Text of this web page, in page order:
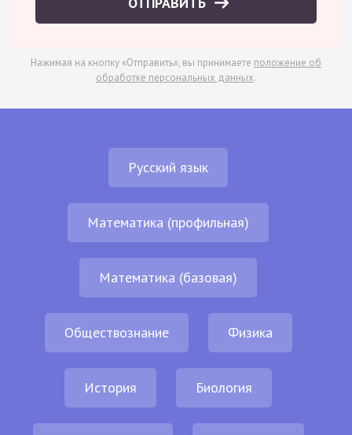
Нажимая на кнопку «Отправить», вы принимаете положение об
обработке персональных данных.
Русский язык
Математика (профильная)
Математика (базовая)
Обществознание Физика
История Биология